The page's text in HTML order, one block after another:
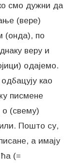
смо дужни да
(вере)
(онда), по
веру и
одајемо.
као
писмене
о (свему)
Пошто су,
а имају
(=